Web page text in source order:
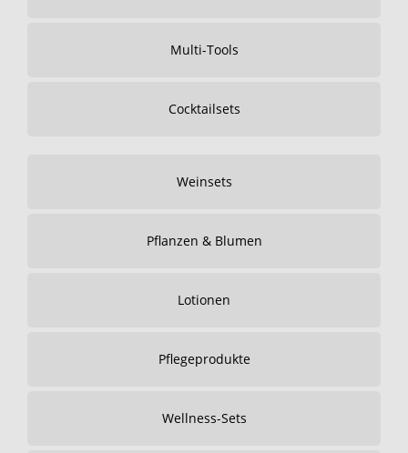
Multi-Tools
Cocktailsets
Weinsets
Pflanzen & Blumen
Lotionen
Pflegeprodukte
Wellness-Sets